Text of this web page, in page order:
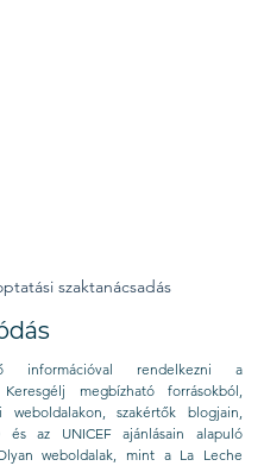
szaktanácsadás
információval rendelkezni a
megbízható forrásokból,
weboldalakon, szakértők blogjain,
az UNICEF ajánlásain alapuló
weboldalak, mint a La Leche